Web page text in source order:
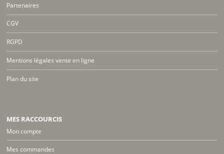
Partenaires
CGV
RGPD
Mentions légales vente en ligne
Plan du site
MES RACCOURCIS
Mon compte
Mes commandes